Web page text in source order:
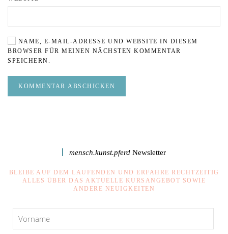
NAME, E-MAIL-ADRESSE UND WEBSITE IN DIESEM
BROWSER FÜR MEINEN NÄCHSTEN KOMMENTAR
SPEICHERN.
KOMMENTAR ABSCHICKEN
mensch.kunst.pferdNewsletter
BLEIBE AUF DEM LAUFENDEN UND ERFAHRE RECHTZEITIG
ALLES ÜBER DAS AKTUELLE KURSANGEBOT SOWIE
ANDERE NEUIGKEITEN